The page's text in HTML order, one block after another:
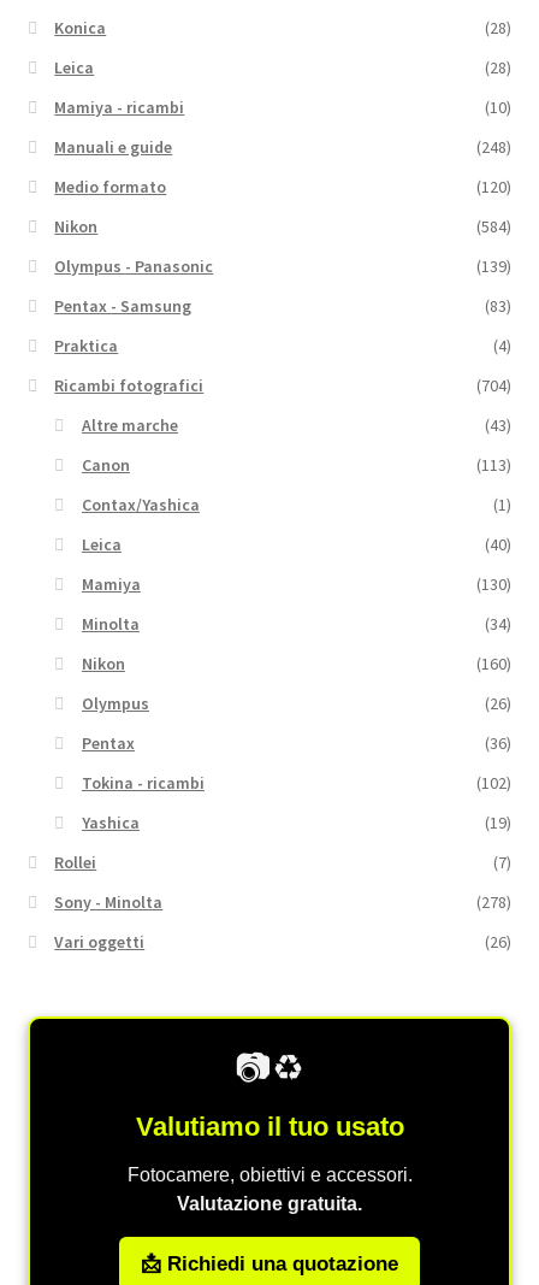
Konica
(28)
Leica
(28)
Mamiya - ricambi
(10)
Manuali e guide
(248)
Medio formato
(120)
Nikon
(584)
Olympus - Panasonic
(139)
Pentax - Samsung
(83)
Praktica
(4)
Ricambi fotografici
(704)
Altre marche
(43)
Canon
(113)
Contax/Yashica
(1)
Leica
(40)
Mamiya
(130)
Minolta
(34)
Nikon
(160)
Olympus
(26)
Pentax
(36)
Tokina - ricambi
(102)
Yashica
(19)
Rollei
(7)
Sony - Minolta
(278)
Vari oggetti
(26)
📷♻️
Valutiamo il tuo usato
Fotocamere, obiettivi e accessori.
Valutazione gratuita.
📩 Richiedi una quotazione